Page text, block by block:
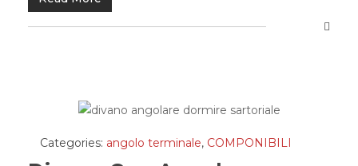
Categories: angolo terminale, COMPONIBILI